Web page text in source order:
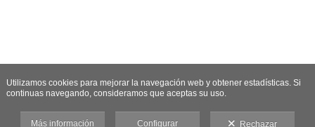
Utilizamos cookies para mejorar la navegación web y obtener estadísticas. Si
continuas navegando, consideramos que aceptas su uso.
Más información Configurar Rechazar